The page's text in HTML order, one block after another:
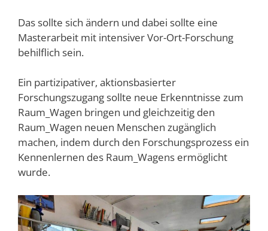
Das sollte sich ändern und dabei sollte eine
Masterarbeit mit intensiver Vor-Ort-Forschung
behilflich sein.
Ein partizipativer, aktionsbasierter
Forschungszugang sollte neue Erkenntnisse zum
Raum_Wagen bringen und gleichzeitig den
Raum_Wagen neuen Menschen zugänglich
machen, indem durch den Forschungsprozess ein
Kennenlernen des Raum_Wagens ermöglicht
wurde.